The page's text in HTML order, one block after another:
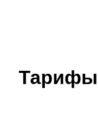
Тарифы